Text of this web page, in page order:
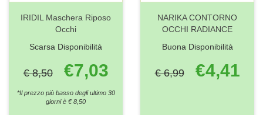
IRIDIL Maschera Riposo
Occhi
Scarsa Disponibilità
€ 8,50 €7,03
*Il prezzo più basso degli ultimo 30
giorni è € 8,50
NARIKA CONTORNO
OCCHI RADIANCE
Buona Disponibilità
€ 6,99 €4,41